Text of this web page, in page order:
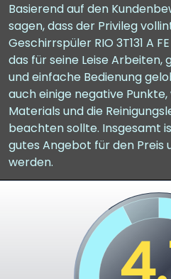
Basierend auf den
sagen, dass der Privileg
Geschirrspüler RIO 3T131 A
das für seine Leise Arbeiten,
und einfache Bedienung
auch einige negative
Materials und die
beachten sollte. Insgesamt
gutes Angebot für den Preis
werden.